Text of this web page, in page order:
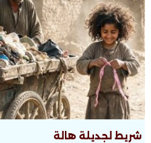
شريط لجديلة هالة